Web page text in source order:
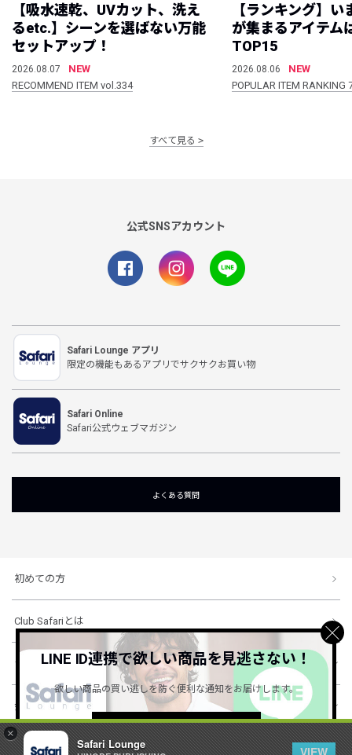
×
Safari Lounge
VIEW
【吸水速乾、UVカット、洗え
るetc.】シーンを選ばない万能
セットアップ！
2026.08.07
NEW
RECOMMEND ITEM vol.334
【ランキング】
が集まるアイテム
TOP15
2026.08.06
NEW
POPULAR ITEM
すべて見る
公式SNSアカウント
Safari Lounge アプリ
限定の機能もあるアプリでサクサクお買い物
Safari Online
Safari公式ウェブマガジン
よくある質問
初めての方
Club Safariとは
ショッピングガイド
会社概要・規約
LINE ID連携で欲しい商品を見逃さない！
欲しい商品の買い逃しを防ぐ便利な通知をお届けします。
詳しくはこちら ＞